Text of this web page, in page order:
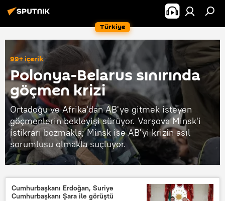
Türkiye
99+ içerik
Polonya-Belarus sınırında
göçmen krizi
Ortadoğu ve Afrika'dan AB'ye gitmek isteyen
göçmenlerin bekleyişi sürüyor. Varşova Minsk'i
istikrarı bozmakla; Minsk ise AB'yi krizin asıl
sorumlusu olmakla suçluyor.
Cumhurbaşkanı Erdoğan, Suriye
Cumhurbaşkanı Şara ile görüştü